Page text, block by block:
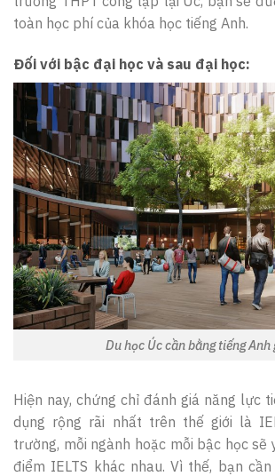
toàn học phí của khóa học tiếng Anh.
Đối với bậc đại học và sau đại học:
Du học Úc cần bằng tiếng Anh
Hiện nay, chứng chỉ đánh giá năng lực
dụng rộng rãi nhất trên thế giới là
trường, mỗi ngành hoặc mỗi bậc học sẽ
điểm IELTS khác nhau. Vì thế, bạn